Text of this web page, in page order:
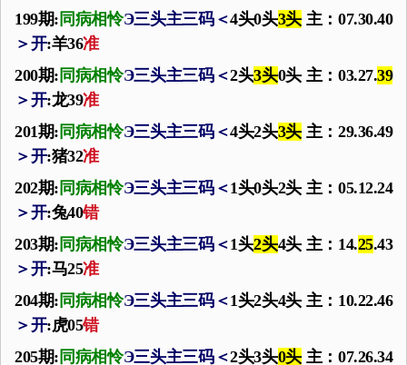
199期: 同病相怜Э三头主三码＜4头0头3头 主：07.30.40
＞开:羊36准
200期: 同病相怜Э三头主三码＜2头3头0头 主：03.27.39
＞开:龙39准
201期: 同病相怜Э三头主三码＜4头2头3头 主：29.36.49
＞开:猪32准
202期: 同病相怜Э三头主三码＜1头0头2头 主：05.12.24
＞开:兔40错
203期: 同病相怜Э三头主三码＜1头2头4头 主：14.25.43
＞开:马25准
204期: 同病相怜Э三头主三码＜1头2头4头 主：10.22.46
＞开:虎05错
205期: 同病相怜Э三头主三码＜2头3头0头 主：07.26.34